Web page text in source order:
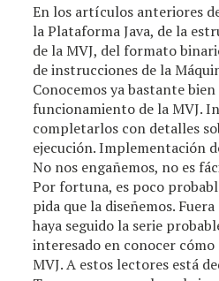
En los artículos anteriores
la Plataforma Java, de la
de la MVJ, del formato
de instrucciones de la
Conocemos ya bastante
funcionamiento de la MVJ.
completarlos con detalles
ejecución. Implementación
No nos engañemos, no es
Por fortuna, es poco
pida que la diseñemos.
haya seguido la serie
interesado en conocer
MVJ. A estos lectores está